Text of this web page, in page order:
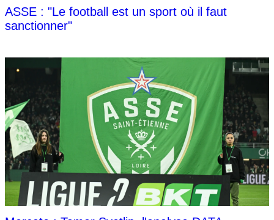
ASSE : "Le football est un sport où il faut
sanctionner"